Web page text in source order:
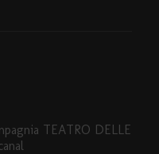
TEATRO DELLE